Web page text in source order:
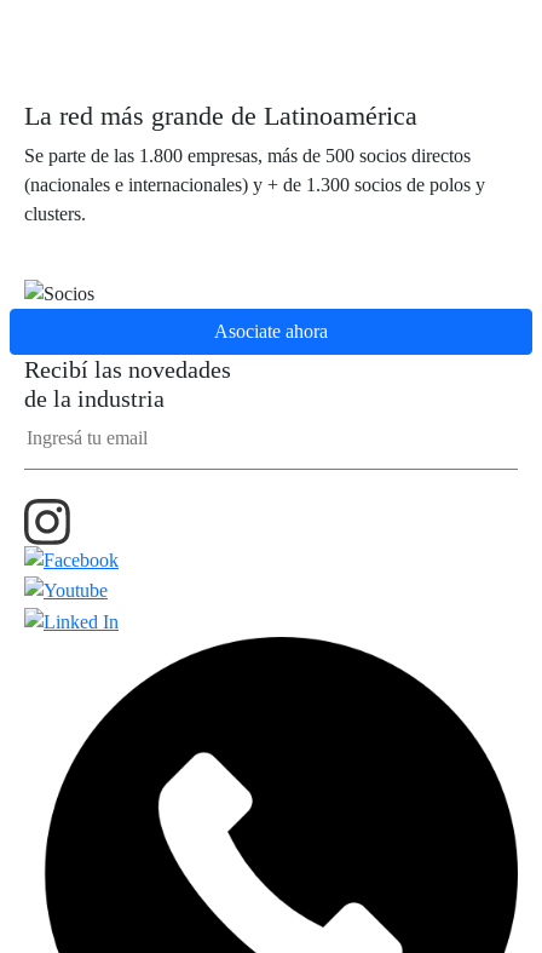
La red más grande de Latinoamérica
Se parte de las 1.800 empresas, más de 500 socios directos
(nacionales e internacionales) y + de 1.300 socios de polos y
clusters.
Asociate ahora
Recibí las novedades
de la industria